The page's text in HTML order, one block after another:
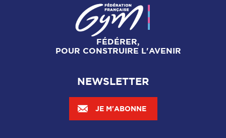
FÉDÉRER,
POUR CONSTRUIRE L'AVENIR
NEWSLETTER
JE M'ABONNE